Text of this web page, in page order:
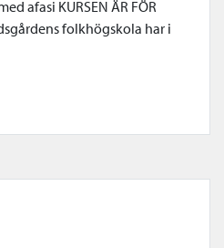
afasi KURSEN ÄR FÖR
folkhögskola har i